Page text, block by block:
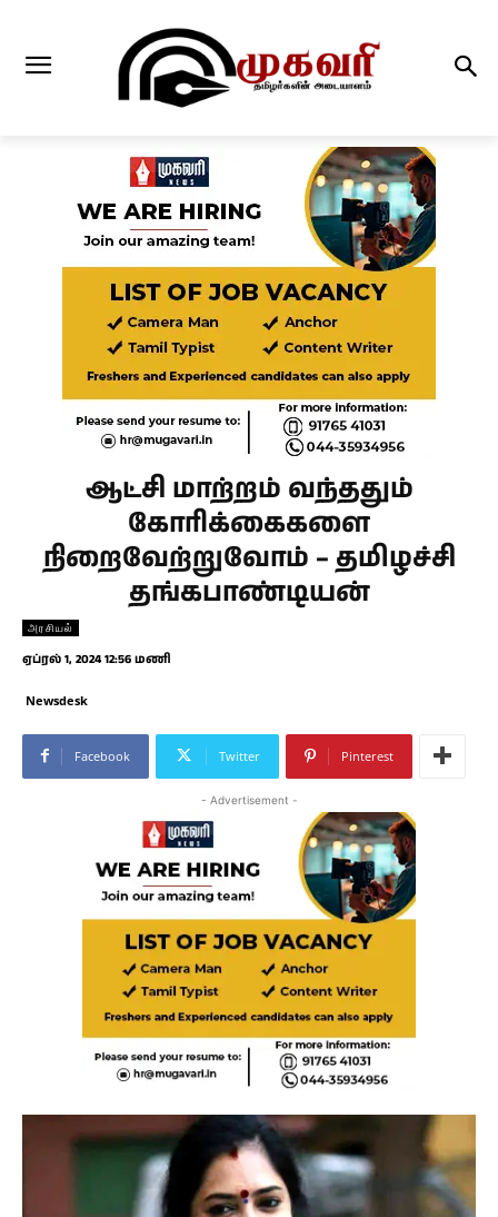
ஆட்சி மாற்றம் வந்ததும்
கோரிக்கைகளை
நிறைவேற்றுவோம் – தமிழச்சி
தங்கபாண்டியன்
அரசியல்
ஏப்ரல் 1, 2024 12:56 மணி
Newsdesk
Facebook Twitter Pinterest
- Advertisement -